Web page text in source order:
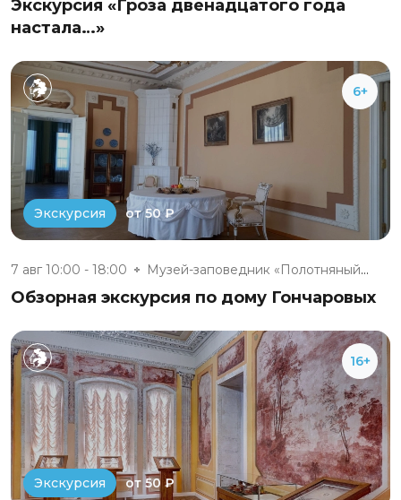
Экскурсия «Гроза двенадцатого года
настала…»
6+
Экскурсия от 50 ₽
7 авг 10:00 - 18:00 Музей-заповедник «Полотняный З...
Обзорная экскурсия по дому Гончаровых
16+
Экскурсия от 50 ₽